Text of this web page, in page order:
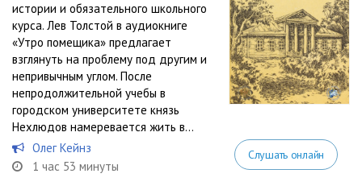
истории и обязательного школьного
курса. Лев Толстой в аудиокниге
«Утро помещика» предлагает
взглянуть на проблему под другим и
непривычным углом. После
непродолжительной учебы в
городском университете князь
Нехлюдов намеревается жить в...
Олег Кейнз
1 час 53 минуты
Слушать онлайн